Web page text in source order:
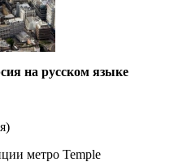
на русском языке
)
метро Temple